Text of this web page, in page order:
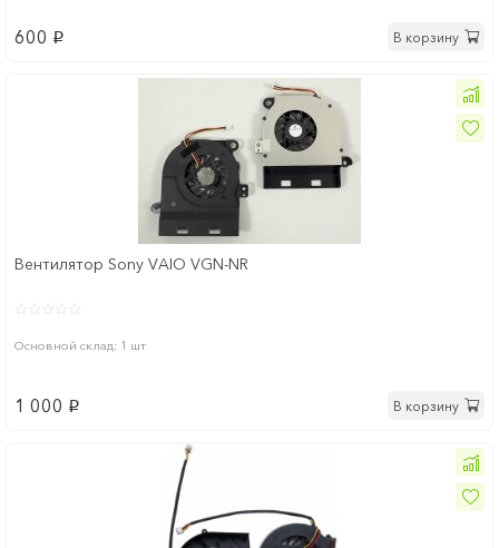
600 p В корзину
Вентилятор Sony VAIO VGN-NR
Основной склад: 1 шт
1 000 p В корзину